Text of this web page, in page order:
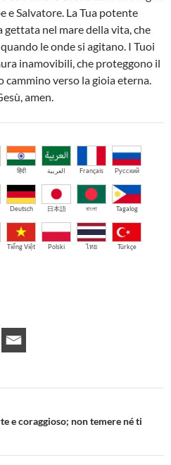
e Salvatore. La Tua potente
gettata nel mare della vita, che
le onde si agitano. I Tuoi
inamovibili, che proteggono il
verso la gioia eterna.
amen.
हिंदी العربية Français Русский
Deutsch 日本語 বাংলা Tagalog
Tiếng Việt Polski ไทย Türkçe
e coraggioso; non temere né ti